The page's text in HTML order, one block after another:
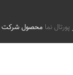
پورتال نما محصول شرکت